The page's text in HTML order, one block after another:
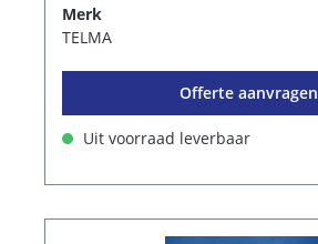
Merk
TELMA
Offerte aanvragen
Uit voorraad leverbaar